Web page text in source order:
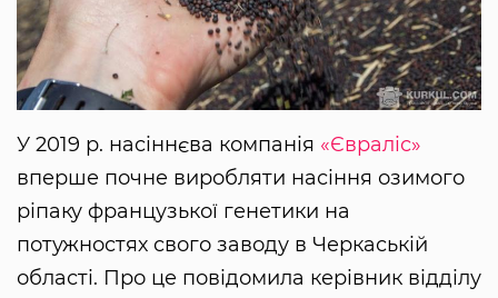
У 2019 р. насіннєва компанія «Євраліс»
вперше почне виробляти насіння озимого
ріпаку французької генетики на
потужностях свого заводу в Черкаській
області. Про це повідомила керівник відділу